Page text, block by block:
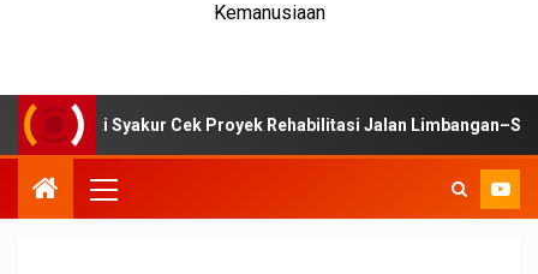
Kemanusiaan
Cek Proyek Rehabilitasi Jalan Limbangan–Selaawi